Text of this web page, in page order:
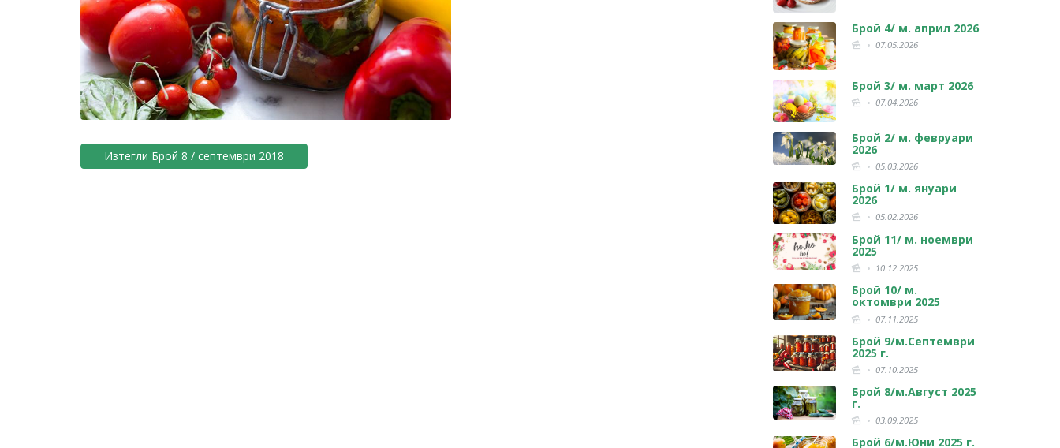
Изтегли Брой 8 / септември 2018
Брой 4/ м. април 2026
07.05.2026
Брой 3/ м. март 2026
07.04.2026
Брой 2/ м. февруари
2026
05.03.2026
Брой 1/ м. януари
2026
05.02.2026
Брой 11/ м. ноември
2025
10.12.2025
Брой 10/ м.
октомври 2025
07.11.2025
Брой 9/м.Септември
2025 г.
07.10.2025
Брой 8/м.Август 2025
г.
03.09.2025
Брой 6/м.Юни 2025 г.